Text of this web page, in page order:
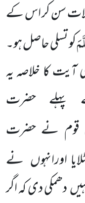
سن کر اس کے
کوتسلی حاصل ہو۔
آیت کا خلاصہ یہ
پہلے حضرت
قوم نے حضرت
اورانہوں نے
دھمکی دیکہ اگر